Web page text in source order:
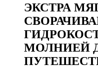
ЭКСТРА
МОЛНИЕЙ